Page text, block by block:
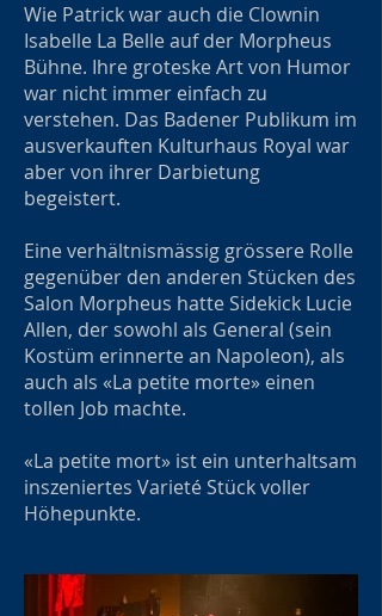
Wie Patrick war auch die Clownin
Isabelle La Belle auf der Morpheus
Bühne. Ihre groteske Art von Humor
war nicht immer einfach zu
verstehen. Das Badener Publikum im
ausverkauften Kulturhaus Royal war
aber von ihrer Darbietung
begeistert.
Eine verhältnismässig grössere Rolle
gegenüber den anderen Stücken des
Salon Morpheus hatte Sidekick Lucie
Allen, der sowohl als General (sein
Kostüm erinnerte an Napoleon), als
auch als «La petite morte» einen
tollen Job machte.
«La petite mort» ist ein unterhaltsam
inszeniertes Varieté Stück voller
Höhepunkte.